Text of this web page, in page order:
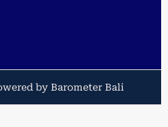
by Barometer Bali